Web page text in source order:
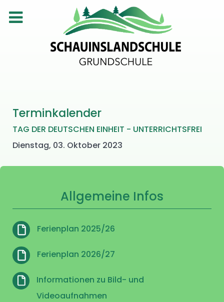
Terminkalender
TAG DER DEUTSCHEN EINHEIT - UNTERRICHTSFREI
Dienstag, 03. Oktober 2023
Allgemeine Infos
Ferienplan 2025/26
Ferienplan 2026/27
Informationen zu Bild- und
Videoaufnahmen